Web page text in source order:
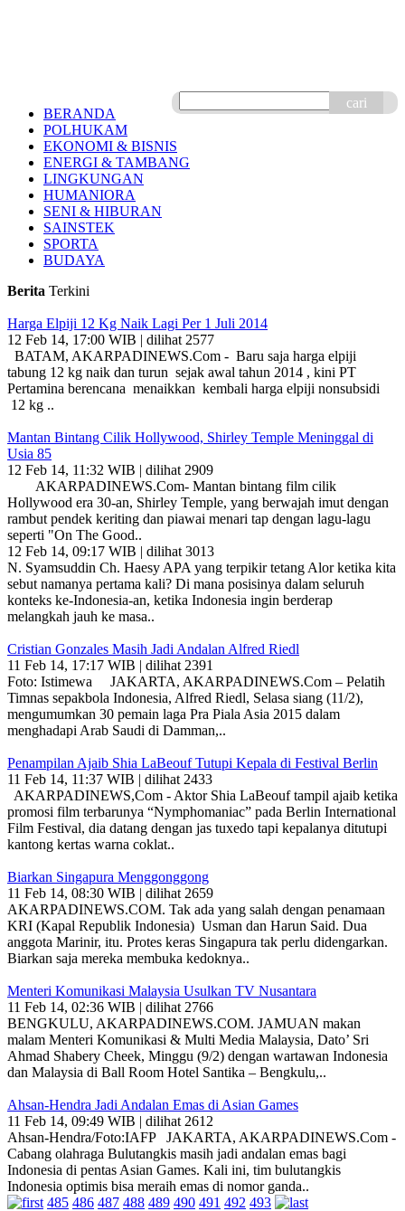
cari
BERANDA
POLHUKAM
EKONOMI & BISNIS
ENERGI & TAMBANG
LINGKUNGAN
HUMANIORA
SENI & HIBURAN
SAINSTEK
SPORTA
BUDAYA
Berita Terkini
Harga Elpiji 12 Kg Naik Lagi Per 1 Juli 2014
12 Feb 14, 17:00 WIB | dilihat 2577
BATAM, AKARPADINEWS.Com - Baru saja harga elpiji
tabung 12 kg naik dan turun sejak awal tahun 2014 , kini PT
Pertamina berencana menaikkan kembali harga elpiji nonsubsidi
12 kg ..
Mantan Bintang Cilik Hollywood, Shirley Temple Meninggal di
Usia 85
12 Feb 14, 11:32 WIB | dilihat 2909
AKARPADINEWS.Com- Mantan bintang film cilik
Hollywood era 30-an, Shirley Temple, yang berwajah imut dengan
rambut pendek keriting dan piawai menari tap dengan lagu-lagu
seperti "On The Good..
12 Feb 14, 09:17 WIB | dilihat 3013
N. Syamsuddin Ch. Haesy APA yang terpikir tetang Alor ketika kita
sebut namanya pertama kali? Di mana posisinya dalam seluruh
konteks ke-Indonesia-an, ketika Indonesia ingin berderap
melangkah jauh ke masa..
Cristian Gonzales Masih Jadi Andalan Alfred Riedl
11 Feb 14, 17:17 WIB | dilihat 2391
Foto: Istimewa JAKARTA, AKARPADINEWS.Com – Pelatih
Timnas sepakbola Indonesia, Alfred Riedl, Selasa siang (11/2),
mengumumkan 30 pemain laga Pra Piala Asia 2015 dalam
menghadapi Arab Saudi di Damman,..
Penampilan Ajaib Shia LaBeouf Tutupi Kepala di Festival Berlin
11 Feb 14, 11:37 WIB | dilihat 2433
AKARPADINEWS,Com - Aktor Shia LaBeouf tampil ajaib ketika
promosi film terbarunya “Nymphomaniac” pada Berlin International
Film Festival, dia datang dengan jas tuxedo tapi kepalanya ditutupi
kantong kertas warna coklat..
Biarkan Singapura Menggonggong
11 Feb 14, 08:30 WIB | dilihat 2659
AKARPADINEWS.COM. Tak ada yang salah dengan penamaan
KRI (Kapal Republik Indonesia) Usman dan Harun Said. Dua
anggota Marinir, itu. Protes keras Singapura tak perlu didengarkan.
Biarkan saja mereka membuka kedoknya..
Menteri Komunikasi Malaysia Usulkan TV Nusantara
11 Feb 14, 02:36 WIB | dilihat 2766
BENGKULU, AKARPADINEWS.COM. JAMUAN makan
malam Menteri Komunikasi & Multi Media Malaysia, Dato’ Sri
Ahmad Shabery Cheek, Minggu (9/2) dengan wartawan Indonesia
dan Malaysia di Ball Room Hotel Santika – Bengkulu,..
Ahsan-Hendra Jadi Andalan Emas di Asian Games
11 Feb 14, 09:49 WIB | dilihat 2612
Ahsan-Hendra/Foto:IAFP JAKARTA, AKARPADINEWS.Com -
Cabang olahraga Bulutangkis masih jadi andalan emas bagi
Indonesia di pentas Asian Games. Kali ini, tim bulutangkis
Indonesia optimis bisa meraih emas di nomor ganda..
485 486 487 488 489 490 491 492 493